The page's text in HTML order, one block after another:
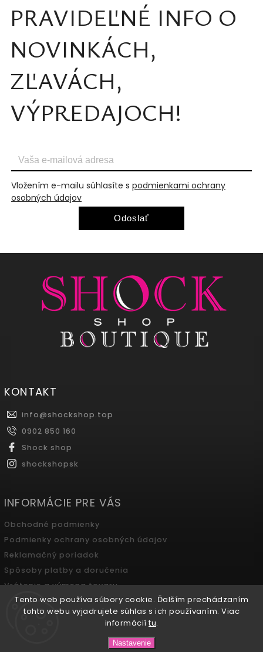
Tento web používa súbory cookie. Ďalším prechádzaním
tohto webu vyjadrujete súhlas s ich používaním. Viac
informácií tu.
Nastavenie
PRAVIDEĽNÉ INFO O
NOVINKÁCH,
ZĽAVÁCH,
VÝPREDAJOCH!
Vložením e-mailu súhlasíte s podmienkami ochrany
osobných údajov
Odoslať
KONTAKT
info@shockshop.top
0902 850 160
Shock shop
shockshopsk
INFORMÁCIE PRE VÁS
Obchodné podmienky
Podmienky ochrany osobných údajov
Reklamačný poriadok
Spôsoby platby a doručenia
Vrátenie a výmena tovaru
Odstúpenie od zmluvy
SHOCK SHOP Boutique